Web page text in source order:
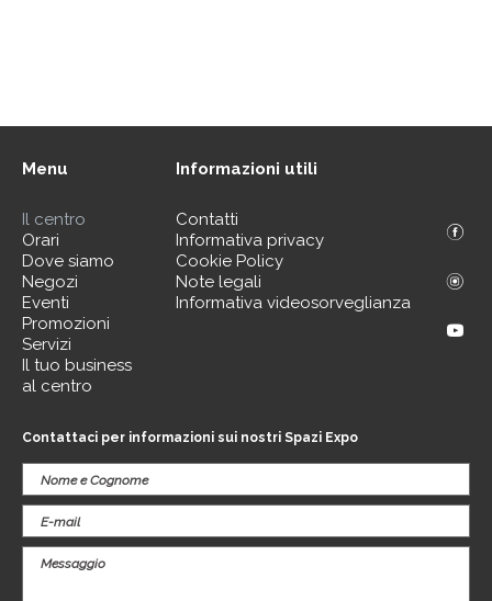
Menu
Il centro
Orari
Dove siamo
Negozi
Eventi
Promozioni
Servizi
Il tuo business
al centro
Informazioni utili
Contatti
Informativa privacy
Cookie Policy
Note legali
Informativa videosorveglianza
Contattaci per informazioni sui nostri Spazi Expo